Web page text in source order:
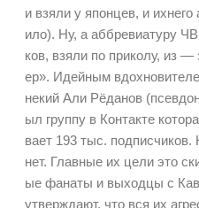
и взяли у японцев, и
ило). Ну, а аббревиатуру
ков, взяли по приколу, из
ер». Идейным
некий Али Рёданов
ыл группу в Контакте
вает 193 тыс. подписчиков.
нет. Главные их цели это
ые фанаты и выходцы с
утверждают, что вся их